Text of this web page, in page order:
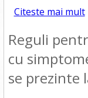
Citeste mai mult
Reguli
cu
se prezinte